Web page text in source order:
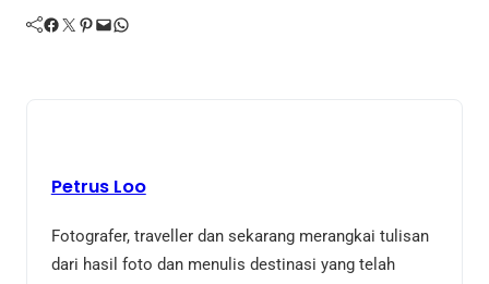
Facebook Twitter Pinterest Mail WhatsApp
Petrus Loo
Fotografer, traveller dan sekarang merangkai tulisan
dari hasil foto dan menulis destinasi yang telah